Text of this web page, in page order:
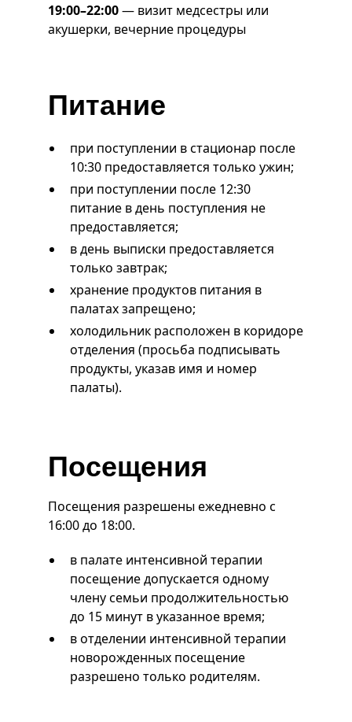
19:00–22:00— визит медсестры или
акушерки, вечерние процедуры
Питание
при поступлении в стационар после
10:30 предоставляется только ужин;
при поступлении после 12:30
питание в день поступления не
предоставляется;
в день выписки предоставляется
только завтрак;
хранение продуктов питания в
палатах запрещено;
холодильник расположен в коридоре
отделения (просьба подписывать
продукты, указав имя и номер
палаты).
Посещения
Посещения разрешены ежедневно с
16:00 до 18:00.
в палате интенсивной терапии
посещение допускается одному
члену семьи продолжительностью
до 15 минут в указанное время;
в отделении интенсивной терапии
новорожденных посещение
разрешено только родителям.